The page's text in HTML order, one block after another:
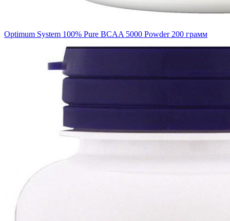
Optimum System 100% Pure BCAA 5000 Powder 200 грамм